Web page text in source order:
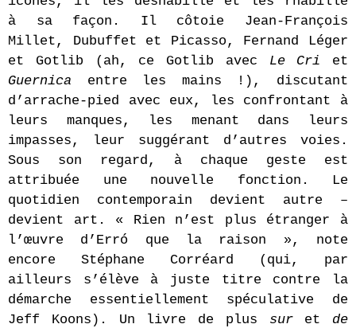
à sa façon. Il côtoie Jean-François
Millet, Dubuffet et Picasso, Fernand Léger
et Gotlib (ah, ce Gotlib avec Le Cri et
Guernica entre les mains !), discutant
d’arrache-pied avec eux, les confrontant à
leurs manques, les menant dans leurs
impasses, leur suggérant d’autres voies.
Sous son regard, à chaque geste est
attribuée une nouvelle fonction. Le
quotidien contemporain devient autre –
devient art. « Rien n’est plus étranger à
l’œuvre d’Erró que la raison », note
encore Stéphane Corréard (qui, par
ailleurs s’élève à juste titre contre la
démarche essentiellement spéculative de
Jeff Koons). Un livre de plus suret de